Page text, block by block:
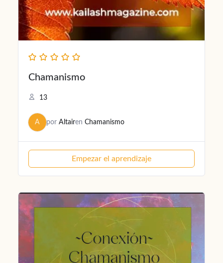
Chamanismo
13
A por Altairen Chamanismo
Empezar el aprendizaje